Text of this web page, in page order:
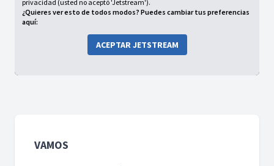
privacidad (usted no aceptó 'Jetstream').
¿Quieres ver esto de todos modos? Puedes cambiar tus preferencias
aquí:
ACEPTAR JETSTREAM
VAMOS